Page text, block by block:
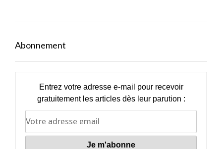
Abonnement
Entrez votre adresse e-mail pour recevoir
gratuitement les articles dès leur parution :